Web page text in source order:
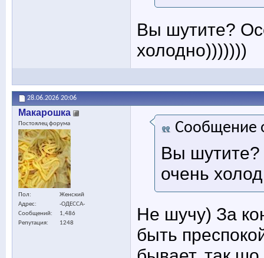
Вы шутите?
холодно)))))))
28.06.2026 20:06
Макарошка
Постоялец форума
Пол
Женский
Адрес
-ОДЕССА-
Сообщений
1,486
Репутация
1248
Сообщение
Вы шутите?
очень
Не шучу) За
быть